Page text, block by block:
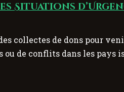
Situations
collectes de dons pour
de conflits dans les pays